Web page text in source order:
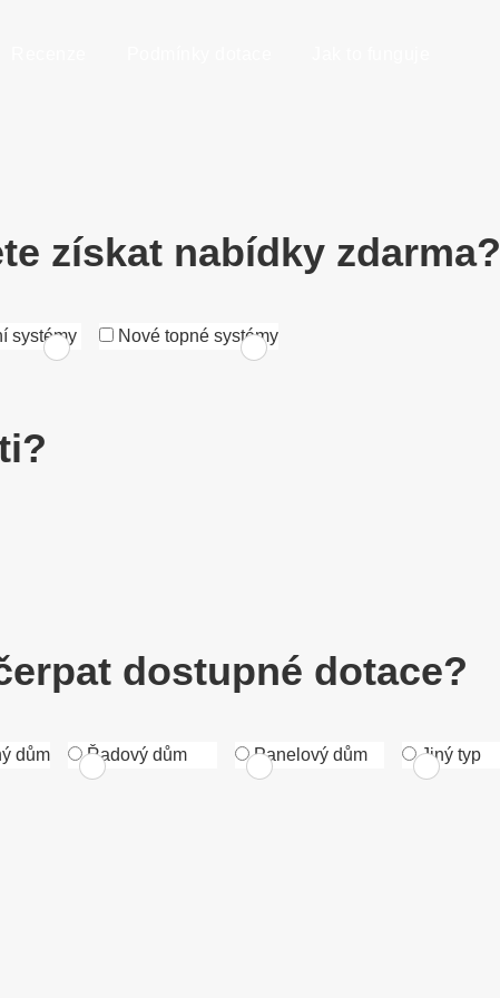
získat nabídky zdarma?
systémy Nové topné systémy
dostupné dotace?
dům Řadový dům Panelový dům Jiný typ